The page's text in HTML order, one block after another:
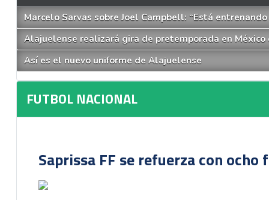
Marcelo Sarvas sobre Joel Campbell: “Está
Alajuelense realizará gira de pretemporada en
Así es el nuevo uniforme de Alajuelense
FUTBOL NACIONAL
Saprissa FF se refuerza con